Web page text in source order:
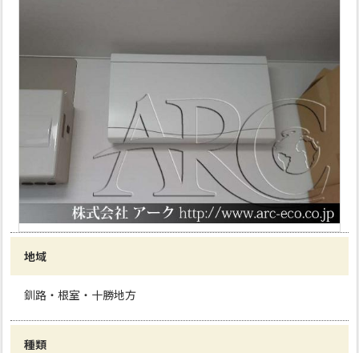
地域
釧路・根室・十勝地方
種類